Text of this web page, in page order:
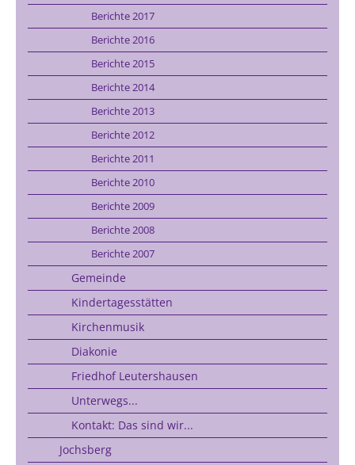
Berichte 2017
Berichte 2016
Berichte 2015
Berichte 2014
Berichte 2013
Berichte 2012
Berichte 2011
Berichte 2010
Berichte 2009
Berichte 2008
Berichte 2007
Gemeinde
Kindertagesstätten
Kirchenmusik
Diakonie
Friedhof Leutershausen
Unterwegs...
Kontakt: Das sind wir...
Jochsberg